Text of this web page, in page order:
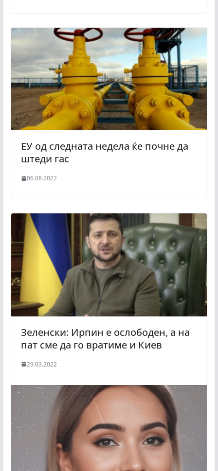
ЕУ од следната недела ќе почне да
штеди гас
06.08.2022
Зеленски: Ирпин е ослободен, а на
пат сме да го вратиме и Киев
29.03.2022